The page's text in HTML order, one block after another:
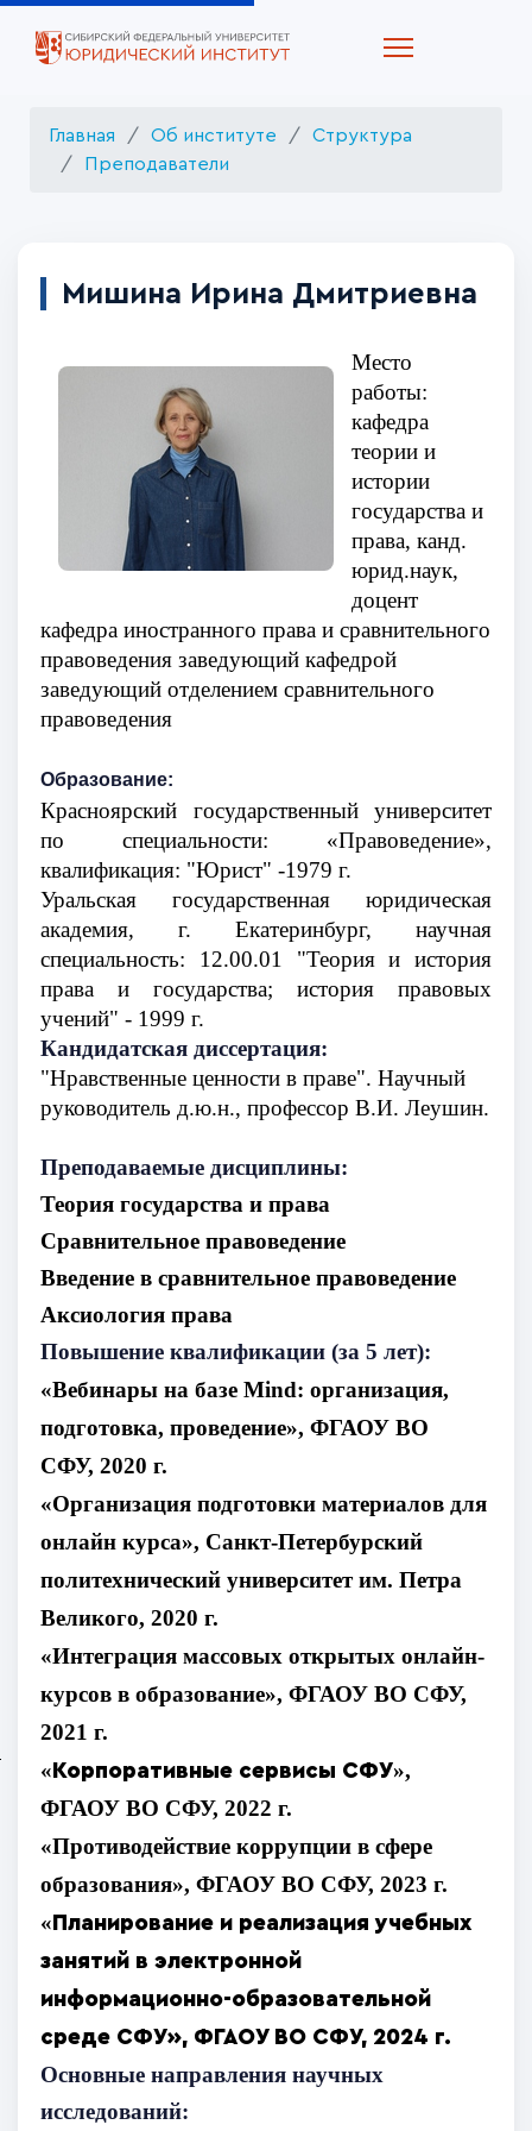
Главная Об институте
Структура
Преподаватели
Мишина Ирина Дмитриевна
Место
работы:
кафедра
теории и
истории
государства и
права, канд.
юрид.наук,
доцент
кафедра иностранного права и сравнительного
правоведения заведующий кафедрой
заведующий отделением сравнительного
правоведения
Образование:
Красноярский государственный университет
по специальности: «Правоведение»,
квалификация: "Юрист" -1979 г.
Уральская государственная юридическая
академия, г. Екатеринбург, научная
специальность: 12.00.01 "Теория и история
права и государства; история правовых
учений" - 1999 г.
Кандидатская диссертация:
"Нравственные ценности в праве".Научный
руководитель д.ю.н., профессор В.И. Леушин.
Преподаваемые дисциплины:
Теория государства и права
Сравнительное правоведение
Введение в сравнительное правоведение
Аксиология права
Повышение квалификации (за 5 лет):
«Вебинары на базе Mind: организация,
подготовка, проведение», ФГАОУ ВО
СФУ,2020 г.
«Организация подготовки материалов для
онлайн курса», Санкт-Петербурский
политехнический университет им. Петра
Великого, 2020 г.
«Интеграция массовых открытых онлайн-
курсов в образование», ФГАОУ ВО СФУ,
2021 г.
« Корпоративные сервисы СФУ»,
ФГАОУ ВО СФУ, 2022 г.
«Противодействие коррупции в сфере
образования», ФГАОУ ВО СФУ, 2023 г.
« Планирование и реализация учебных
занятий в электронной
информационно-образовательной
среде СФУ», ФГАОУ ВО СФУ, 2024 г.
Основные направления научных
исследований:
«Организационно-
сопровождение учебного
процесса студентов в
обучения»
«Решение задач (казусов)
как основной
практикоориентированный
метод преподавания: новые
подходы»
«Современные методики
государственных
экзаменов»